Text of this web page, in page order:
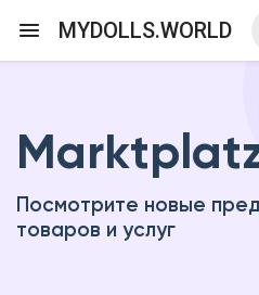
MYDOLLS.WORLD
Discover Veranstaltungen
My Events
Посмотрите новые
товаров и услуг